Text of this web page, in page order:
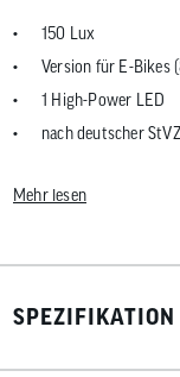
150 Lux
Version für E-Bikes
1 High-Power LED
nach deutscher
inklusive Reflektor
Mehr lesen
SPEZIFIKATION